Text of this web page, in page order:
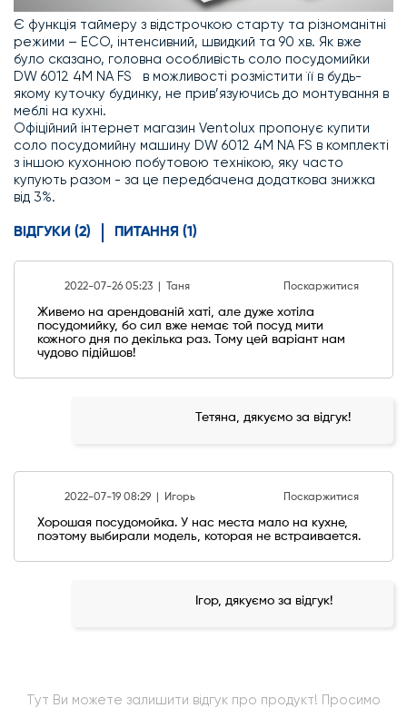
Є функція таймеру з відстрочкою старту та різноманітні
режими – ЕСО, інтенсивний, швидкий та 90 хв. Як вже
було сказано, головна особливість соло посудомийки
DW 6012 4M NA FS в можливості розмістити її в будь-
якому куточку будинку, не прив’язуючись до монтування в
меблі на кухні.
Офіційний інтернет магазин Ventolux пропонує купити
соло посудомийну машину DW 6012 4M NA FS в комплекті
з іншою кухонною побутовою технікою, яку часто
купують разом - за це передбачена додаткова знижка
від 3%.
ВІДГУКИ (2) ПИТАННЯ (1)
2022-07-26 05:23 | Таня Поскаржитися
Живемо на арендованій хаті, але дуже хотіла
посудомийку, бо сил вже немає той посуд мити
кожного дня по декілька раз. Тому цей варіант нам
чудово підійшов!
Тетяна, дякуємо за відгук!
2022-07-19 08:29 | Игорь Поскаржитися
Хорошая посудомойка. У нас места мало на кухне,
поэтому выбирали модель, которая не встраивается.
Ігор, дякуємо за відгук!
Тут Ви можете залишити відгук про продукт! Просимо